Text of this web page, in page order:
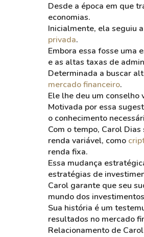
Desde a época em que
economias.
Inicialmente, ela seguiu
privada.
Embora essa fosse uma
e as altas taxas de
Determinada a buscar
mercado financeiro.
Ele lhe deu um conselho
Motivada por essa
o conhecimento
Com o tempo, Carol
renda variável, como
renda fixa.
Essa mudança
estratégias de
Carol garante que seu
mundo dos
Sua história é um
resultados no mercado
Relacionamento de